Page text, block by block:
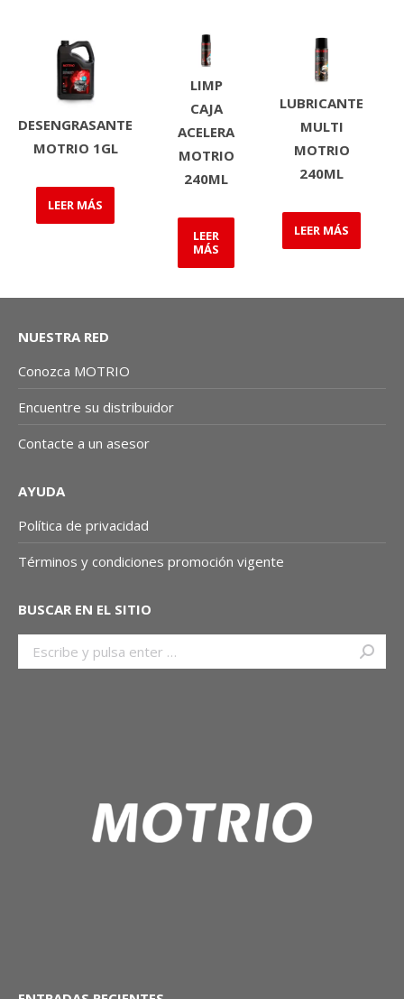
DESENGRASANTE
MOTRIO 1GL
LEER MÁS
LIMP
CAJA
ACELERA
MOTRIO
240ML
LEER
MÁS
LUBRICANTE
MULTI
MOTRIO
240ML
LEER MÁS
NUESTRA RED
Conozca MOTRIO
Encuentre su distribuidor
Contacte a un asesor
AYUDA
Política de privacidad
Términos y condiciones promoción vigente
BUSCAR EN EL SITIO